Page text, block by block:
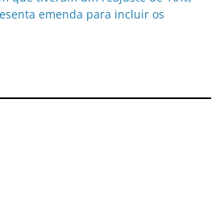
emenda para incluir os